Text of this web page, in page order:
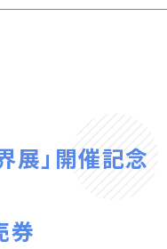
展」開催記念
券